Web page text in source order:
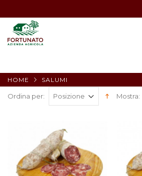
HOME SALUMI
Ordina per: Mostra: